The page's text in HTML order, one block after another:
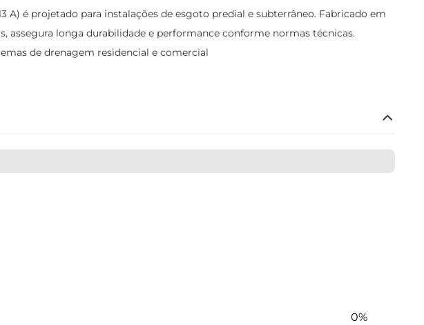
A) é projetado para instalações de esgoto predial e subterrâneo. Fabricado em
assegura longa durabilidade e performance conforme normas técnicas.
de drenagem residencial e comercial
0%